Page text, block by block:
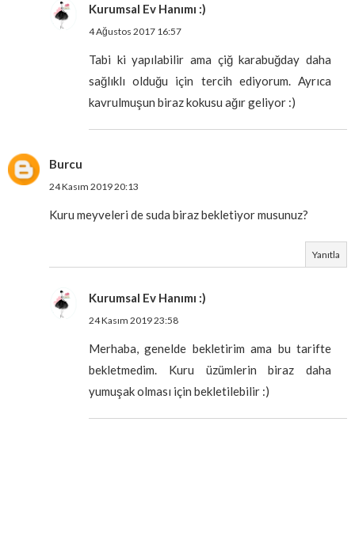
Kurumsal Ev Hanımı :)
4 Ağustos 2017 16:57
Tabi ki yapılabilir ama çiğ karabuğday daha
sağlıklı olduğu için tercih ediyorum. Ayrıca
kavrulmuşun biraz kokusu ağır geliyor :)
Burcu
24 Kasım 2019 20:13
Kuru meyveleri de suda biraz bekletiyor musunuz?
Yanıtla
Kurumsal Ev Hanımı :)
24 Kasım 2019 23:58
Merhaba, genelde bekletirim ama bu tarifte
bekletmedim. Kuru üzümlerin biraz daha
yumuşak olması için bekletilebilir :)